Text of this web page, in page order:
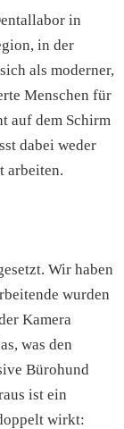
in
in der
als moderner,
Menschen für
auf dem Schirm
dabei weder
arbeiten.
Wir haben
wurden
Kamera
was den
Bürohund
ist ein
wirkt: